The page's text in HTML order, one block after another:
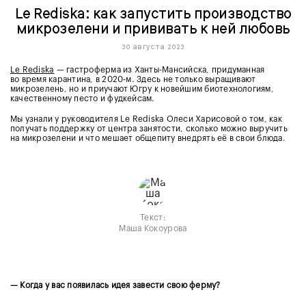
Le Rediska: как запустить производство
микрозелени и прививать к ней любовь
30 августа 2023
Le Rediska — гастроферма из Ханты-Мансийска, придуманная
во время карантина, в 2020-м. Здесь не только выращивают
микрозелень, но и приучают Югру к новейшим биотехнологиям,
качественному песто и фудкейсам.
Мы узнали у руководителя Le Rediska Олеси Харисовой о том, как
получать поддержку от центра занятости, сколько можно выручить
на микрозелени и что мешает общепиту внедрять её в свои блюда.
Текст:
Маша Кокоурова
— Когда у вас появилась идея завести свою ферму?